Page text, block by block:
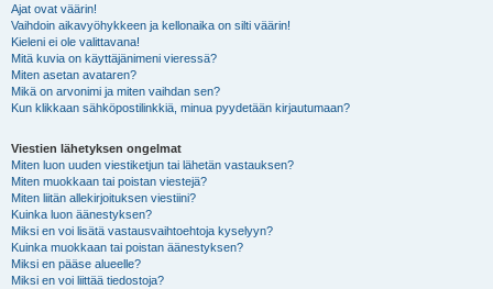
Ajat ovat väärin!
Vaihdoin aikavyöhykkeen ja kellonaika on silti väärin!
Kieleni ei ole valittavana!
Mitä kuvia on käyttäjänimeni vieressä?
Miten asetan avataren?
Mikä on arvonimi ja miten vaihdan sen?
Kun klikkaan sähköpostilinkkiä, minua pyydetään kirjautumaan?
Viestien lähetyksen ongelmat
Miten luon uuden viestiketjun tai lähetän vastauksen?
Miten muokkaan tai poistan viestejä?
Miten liitän allekirjoituksen viestiini?
Kuinka luon äänestyksen?
Miksi en voi lisätä vastausvaihtoehtoja kyselyyn?
Kuinka muokkaan tai poistan äänestyksen?
Miksi en pääse alueelle?
Miksi en voi liittää tiedostoja?